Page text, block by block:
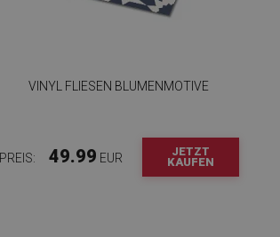
VINYL FLIESEN BLUMENMOTIVE
PREIS: 49.99 EUR
JETZT
KAUFEN